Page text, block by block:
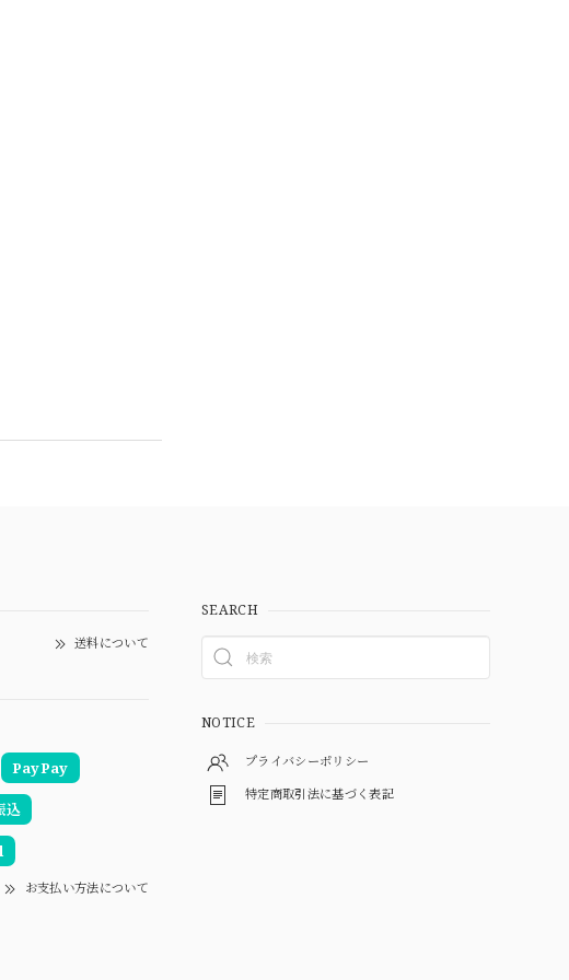
送料について
PayPay
込
お支払い方法について
SEARCH
NOTICE
プライバシーポリシー
特定商取引法に基づく表記